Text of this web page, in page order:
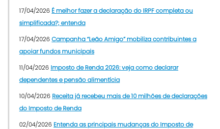
17/04/2026 É melhor fazer a declaração do IRPF completa ou
simplificada?; entenda
17/04/2026 Campanha “Leão Amigo” mobiliza contribuintes a
apoiar fundos municipais
11/04/2026 Imposto de Renda 2026: veja como declarar
dependentes e pensão alimentícia
10/04/2026 Receita já recebeu mais de 10 milhões de declarações
do Imposto de Renda
02/04/2026 Entenda as principais mudanças do Imposto de